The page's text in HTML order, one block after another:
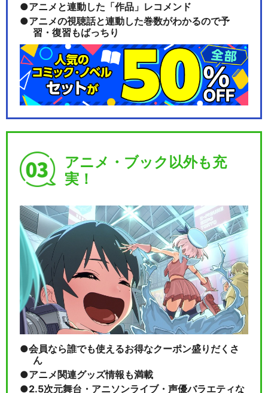
アニメと連動した「作品」レコメンド
アニメの視聴話と連動した巻数がわかるので予
習・復習もばっちり
アニメ・ブック以外も充
実！
会員なら誰でも使えるお得なクーポン盛りだくさ
ん
アニメ関連グッズ情報も満載
2.5次元舞台・アニソンライブ・声優バラエティな